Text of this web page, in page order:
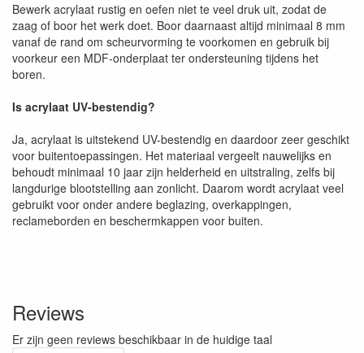
Bewerk acrylaat rustig en oefen niet te veel druk uit, zodat de
zaag of boor het werk doet. Boor daarnaast altijd minimaal 8 mm
vanaf de rand om scheurvorming te voorkomen en gebruik bij
voorkeur een MDF-onderplaat ter ondersteuning tijdens het
boren.
Is acrylaat UV-bestendig?
Ja, acrylaat is uitstekend UV-bestendig en daardoor zeer geschikt
voor buitentoepassingen. Het materiaal vergeelt nauwelijks en
behoudt minimaal 10 jaar zijn helderheid en uitstraling, zelfs bij
langdurige blootstelling aan zonlicht. Daarom wordt acrylaat veel
gebruikt voor onder andere beglazing, overkappingen,
reclameborden en beschermkappen voor buiten.
Reviews
Er zijn geen reviews beschikbaar in de huidige taal